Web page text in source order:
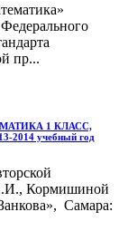
пр...
1 КЛАСС,
2014 учебный год
Кормишиной
Самара: